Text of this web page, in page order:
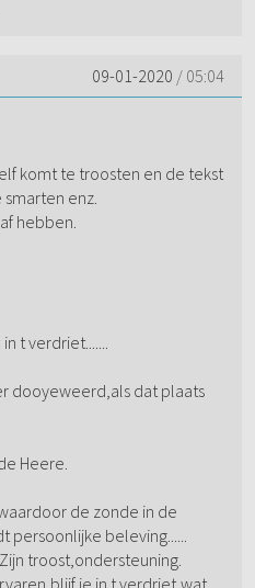
09-01-2020 / 05:04
komt te troosten en de tekst
enz.
hebben.
t verdriet.......
dooyeweerd,als dat plaats
Heere.
de zonde in de
beleving......
troost,ondersteuning.
je in t verdriet,wat